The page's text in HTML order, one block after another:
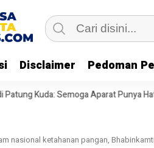
Disclaimer Pedoman
Aparat Punya Hati Nurani
nasional ketahanan pangan,